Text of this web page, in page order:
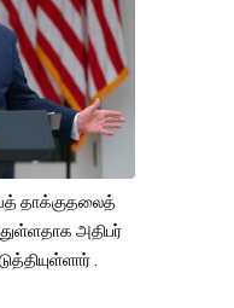
தாக்குதலைத்
அதிபர்
.